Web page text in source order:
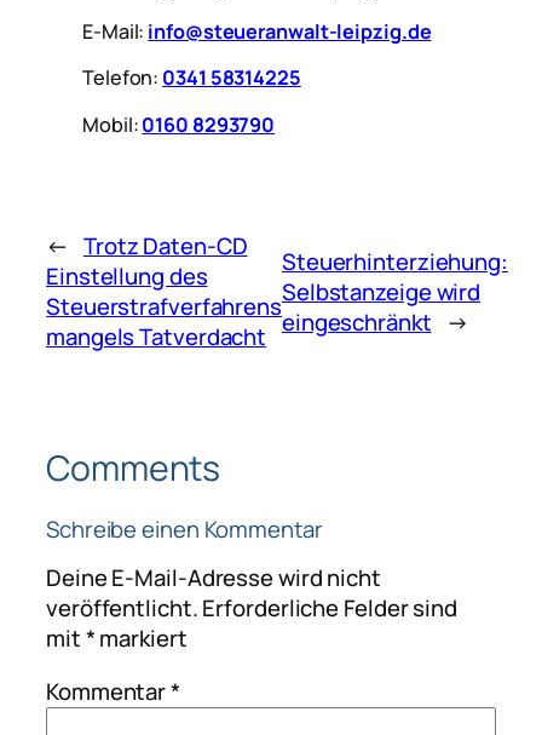
E-Mail: info@steueranwalt-leipzig.de
Telefon: 0341 58314225
Mobil:0160 8293790
← Trotz Daten-CD
Einstellung des
Steuerstrafverfahrens
mangels Tatverdacht
Steuerhinterziehung:
Selbstanzeige wird
eingeschränkt →
Comments
Schreibe einen Kommentar
Deine E-Mail-Adresse wird nicht
veröffentlicht.Erforderliche Felder sind
mit*markiert
Kommentar*